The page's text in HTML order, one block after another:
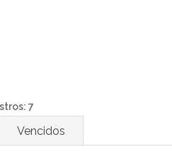
7
Vencidos